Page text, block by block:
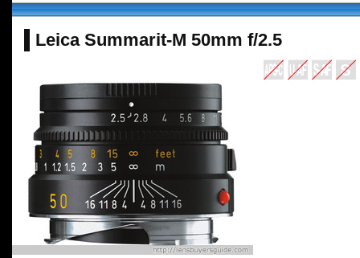
Leica Summarit-M 50mm f/2.5